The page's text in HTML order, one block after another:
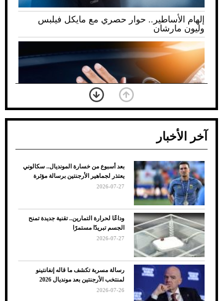
إلهام الأساطير.. حوار حصري مع مايكل فيلبس
وليون مارشان
ضعف تبريد مكيف السيارة عند الوقوف.. أشهر
الأسباب والحلول
آخر الأخبار
بعد أسبوع من خسارة المونديال.. سكالوني
يعتذر لجماهير الأرجنتين برسالة مؤثرة
2026-07-27
وداعًا لحرارة التمارين.. تقنية جديدة تمنح
الجسم تبريدًا مستمرًا
2026-07-27
رسالة مسربة تكشف ما قاله إنفانتينو
لمنتخب الأرجنتين بعد مونديال 2026
2026-07-26